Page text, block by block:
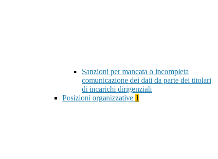
Sanzioni per mancata o incompleta
comunicazione dei dati da parte dei titolari
di incarichi dirigenziali
Posizioni organizzative 1